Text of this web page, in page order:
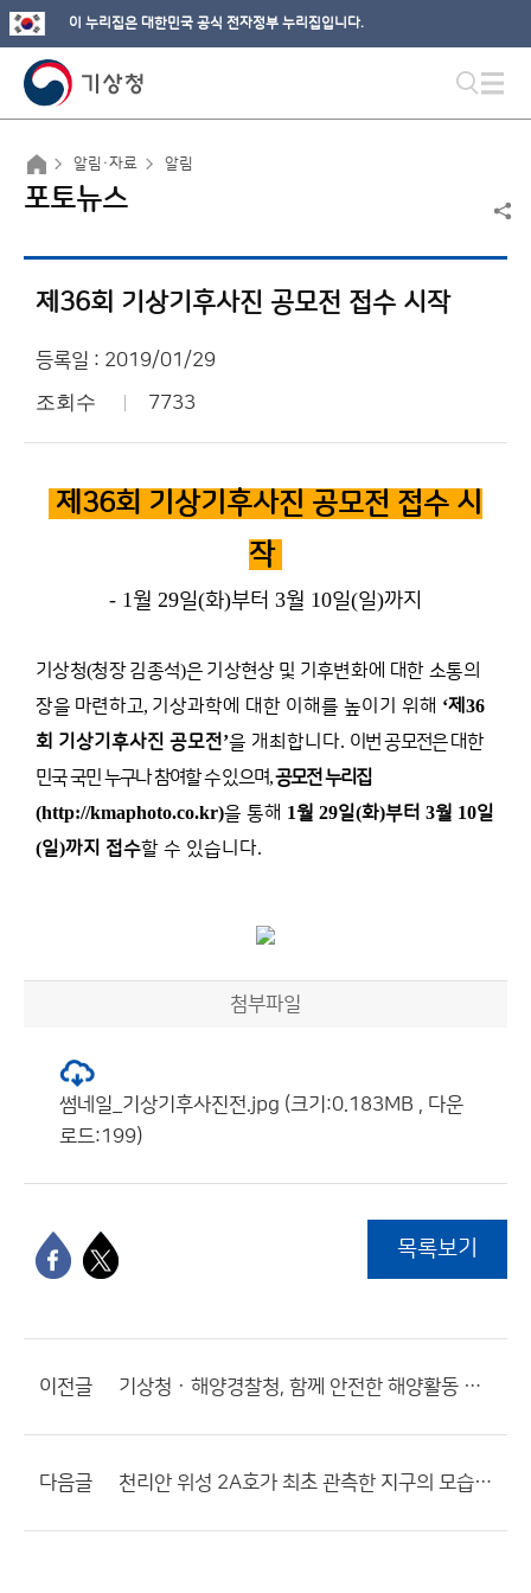
이 누리집은 대한민국 공식 전자정부 누리집입니다.
알림·자료 알림
포토뉴스
제36회 기상기후사진 공모전 접수 시작
등록일 : 2019/01/29
조회수 7733
제36회 기상기후사진 공모전 접수 시
작
- 1월 29일(화)부터 3월 10일(일)까지
기상청(청장 김종석)은 기상현상 및 기후변화에 대한 소통의
장을 마련하고, 기상과학에 대한 이해를 높이기 위해 ‘제36
회 기상기후사진 공모전’을 개최합니다. 이번 공모전은 대한
민국 국민 누구나 참여할 수 있으며,공모전 누리집
(http://kmaphoto.co.kr)을 통해 1월 29일(화)부터 3월 10일
(일)까지 접수할 수 있습니다.
첨부파일
썸네일_기상기후사진전.jpg (크기:0.183MB , 다운
로드:199)
목록보기
이전글 기상청 · 해양경찰청, 함께 안전한 해양활동 지원하기로
다음글 천리안 위성 2A호가 최초 관측한 지구의 모습 공개